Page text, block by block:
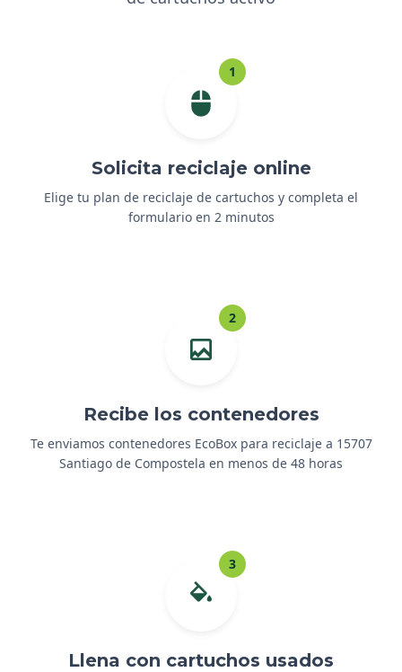
1
Solicita reciclaje online
Elige tu plan de reciclaje de cartuchos y completa el
formulario en 2 minutos
2
Recibe los contenedores
Te enviamos contenedores EcoBox para reciclaje a 15707
Santiago de Compostela en menos de 48 horas
3
Llena con cartuchos usados